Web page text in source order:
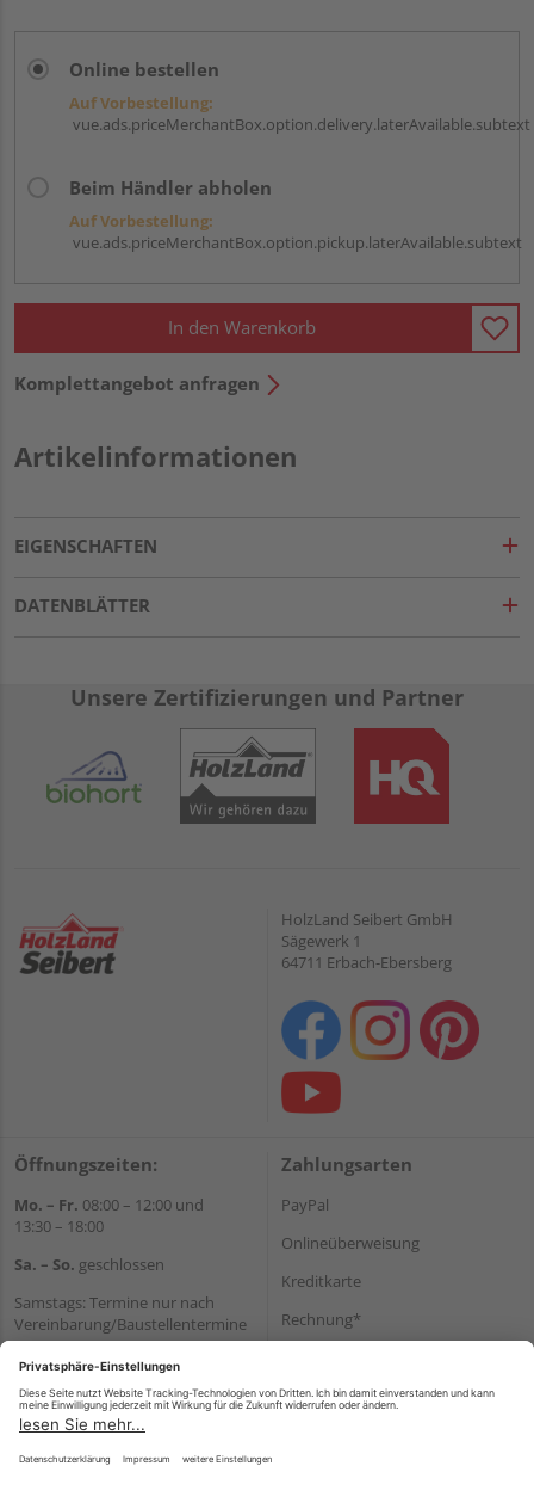
Online bestellen
Auf Vorbestellung:
vue.ads.priceMerchantBox.option.delivery.laterAvailable.subtext
Beim Händler abholen
Auf Vorbestellung:
vue.ads.priceMerchantBox.option.pickup.laterAvailable.subtext
In den Warenkorb
Komplettangebot anfragen
Artikelinformationen
EIGENSCHAFTEN
DATENBLÄTTER
Unsere Zertifizierungen und Partner
HolzLand Seibert GmbH
Sägewerk 1
64711 Erbach-Ebersberg
Öffnungszeiten:
Mo. – Fr. 08:00 – 12:00 und
13:30 – 18:00
Sa. – So. geschlossen
Samstags: Termine nur nach
Vereinbarung/Baustellentermine
Wir helfen Ihnen gerne
weiter
Tel.:+49 6062 956180
E-Mail:shop@holzland-seibert.de
Zahlungsarten
PayPal
Onlineüberweisung
Kreditkarte
Rechnung*
Versand